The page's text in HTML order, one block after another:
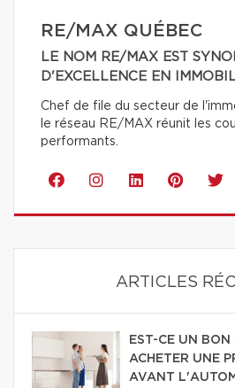
RE/MAX QUÉBEC
LE NOM RE/MAX EST
D'EXCELLENCE EN
Chef de file du secteur de
le réseau RE/MAX réunit les
performants.
ARTICLES
EST-CE UN
ACHETER UNE
AVANT